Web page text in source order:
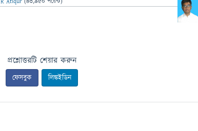
প্রশ্নোত্তরটি শেয়ার করুন
ফেসবুক লিঙ্কইডিন